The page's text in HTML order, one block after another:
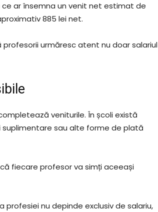
ce ar însemna un venit net estimat de
885 lei net.
urmăresc atent nu doar salariul
veniturile. În școli există
sau alte forme de plată
fiecare profesor va simți aceeași
nu depinde exclusiv de salariu,